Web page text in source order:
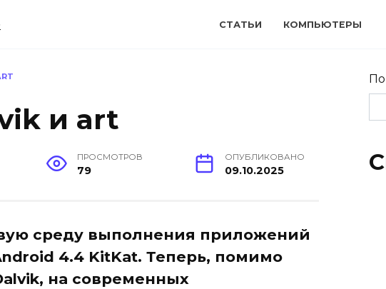
СТАТЬИ КОМПЬЮТЕРЫ
и art
ПРОСМОТРОВ
79
ОПУБЛИКОВАНО
09.10.2025
среду выполнения приложений
4.4 KitKat. Теперь, помимо
на современных